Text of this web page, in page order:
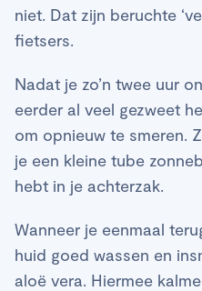
niet. Dat zijn beruchte
fietsers.
Nadat je zo’n twee uur
eerder al veel gezweet
om opnieuw te smeren.
je een kleine tube
hebt in je achterzak.
Wanneer je eenmaal
huid goed wassen en
aloë vera. Hiermee